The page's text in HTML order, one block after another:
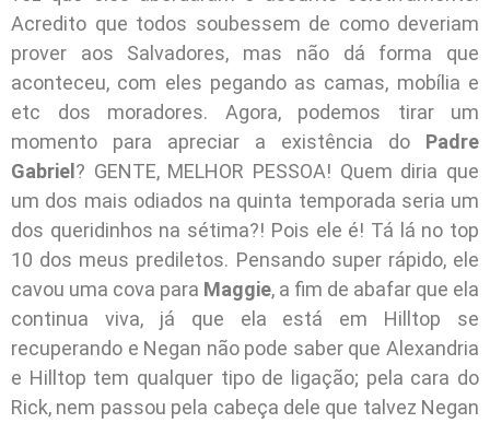
Acredito que todos soubessem de como deveriam
prover aos Salvadores, mas não dá forma que
aconteceu, com eles pegando as camas, mobília e
etc dos moradores. Agora, podemos tirar um
momento para apreciar a existência do Padre
Gabriel? GENTE, MELHOR PESSOA! Quem diria que
um dos mais odiados na quinta temporada seria um
dos queridinhos na sétima?! Pois ele é! Tá lá no top
10 dos meus prediletos. Pensando super rápido, ele
cavou uma cova para Maggie, a fim de abafar que ela
continua viva, já que ela está em Hilltop se
recuperando e Negan não pode saber que Alexandria
e Hilltop tem qualquer tipo de ligação; pela cara do
Rick, nem passou pela cabeça dele que talvez Negan